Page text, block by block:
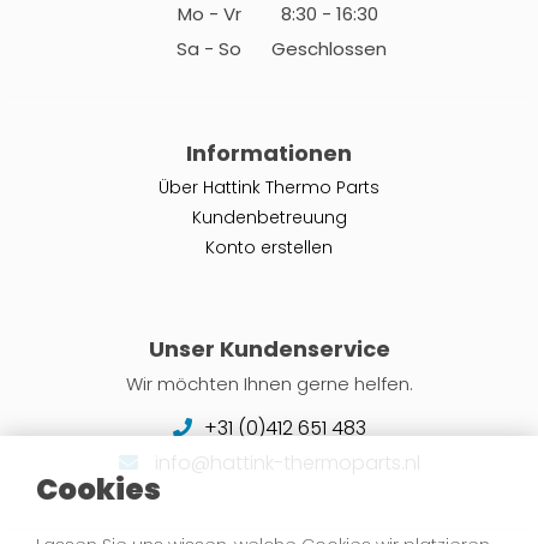
Cookies
Mo - Vr
8:30 - 16:30
Sa - So
Geschlossen
Informationen
Über Hattink Thermo Parts
Kundenbetreuung
Konto erstellen
Unser Kundenservice
Wir möchten Ihnen gerne helfen.
+31 (0)412 651 483
info@hattink-thermoparts.nl